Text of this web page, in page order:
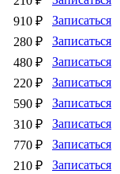
910 ₽
Записаться
280 ₽
Записаться
480 ₽
Записаться
220 ₽
Записаться
590 ₽
Записаться
310 ₽
Записаться
770 ₽
Записаться
210 ₽ Записаться